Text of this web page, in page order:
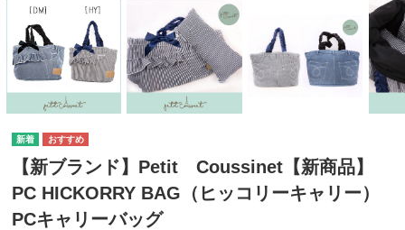
【新ブランド】Petit Coussinet【新商品】
PC HICKORRY BAG（ヒッコリーキャリー）
PCキャリーバッグ